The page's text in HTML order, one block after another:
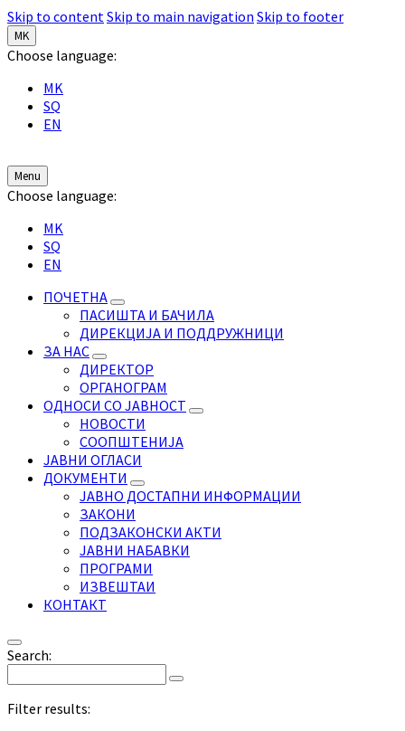
Skip to contentSkip to main navigation Skip to footer
MK
Choose language:
MK
SQ
EN
Menu
Choose language:
MK
SQ
EN
ПОЧЕТНА
ПАСИШТА И БАЧИЛА
ДИРЕКЦИЈА И ПОДДРУЖНИЦИ
ЗА НАС
ДИРЕКТОР
ОРГАНОГРАМ
ОДНОСИ СО ЈАВНОСТ
НОВОСТИ
СООПШТЕНИЈА
ЈАВНИ ОГЛАСИ
ДОКУМЕНТИ
ЈАВНО ДОСТАПНИ ИНФОРМАЦИИ
ЗАКОНИ
ПОДЗАКОНСКИ АКТИ
ЈАВНИ НАБАВКИ
ПРОГРАМИ
ИЗВЕШТАИ
КОНТАКТ
Search:
Filter results: